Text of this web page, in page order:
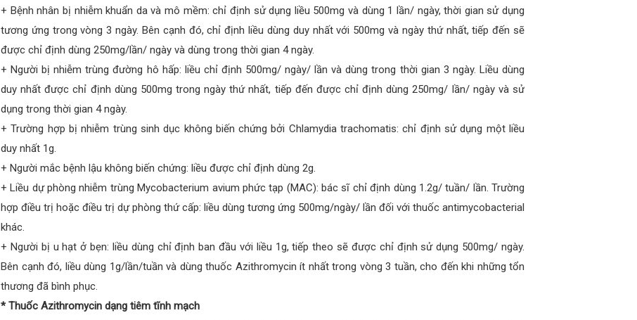
+ Bệnh nhân bị nhiễm khuẩn da và mô mềm: chỉ định sử dụng liều 500mg và dùng 1 lần/ ngày, thời gian sử dụng
tương ứng trong vòng 3 ngày. Bên cạnh đó, chỉ định liều dùng duy nhất với 500mg và ngày thứ nhất, tiếp đến sẽ
được chỉ định dùng 250mg/lần/ ngày và dùng trong thời gian 4 ngày.
+ Người bị nhiễm trùng đường hô hấp: liều chỉ định 500mg/ ngày/ lần và dùng trong thời gian 3 ngày. Liều dùng
duy nhất được chỉ định dùng 500mg trong ngày thứ nhất, tiếp đến được chỉ định dùng 250mg/ lần/ ngày và sử
dụng trong thời gian 4 ngày.
+ Trường hợp bị nhiễm trùng sinh dục không biến chứng bởi Chlamydia trachomatis: chỉ định sử dụng một liều
duy nhất 1g.
+ Người mắc bệnh lậu không biến chứng: liều được chỉ định dùng 2g.
+ Liều dự phòng nhiễm trùng Mycobacterium avium phức tạp (MAC): bác sĩ chỉ định dùng 1.2g/ tuần/ lần. Trường
hợp điều trị hoặc điều trị dự phòng thứ cấp: liều dùng tương ứng 500mg/ngày/ lần đối với thuốc antimycobacterial
khác.
+ Người bị u hạt ở bẹn: liều dùng chỉ định ban đầu với liều 1g, tiếp theo sẽ được chỉ định sử dụng 500mg/ ngày.
Bên cạnh đó, liều dùng 1g/lần/tuần và dùng thuốc Azithromycin ít nhất trong vòng 3 tuần, cho đến khi những tổn
thương đã bình phục.
* Thuốc Azithromycin dạng tiêm tĩnh mạch